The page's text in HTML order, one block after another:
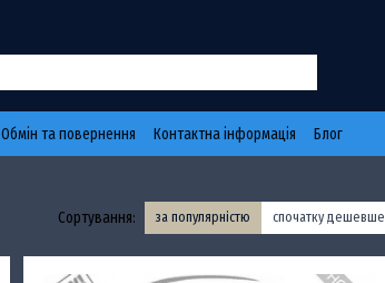
Обмін та повернення Контактна інформація Блог
Сортування: за популярністю спочатку дешевше